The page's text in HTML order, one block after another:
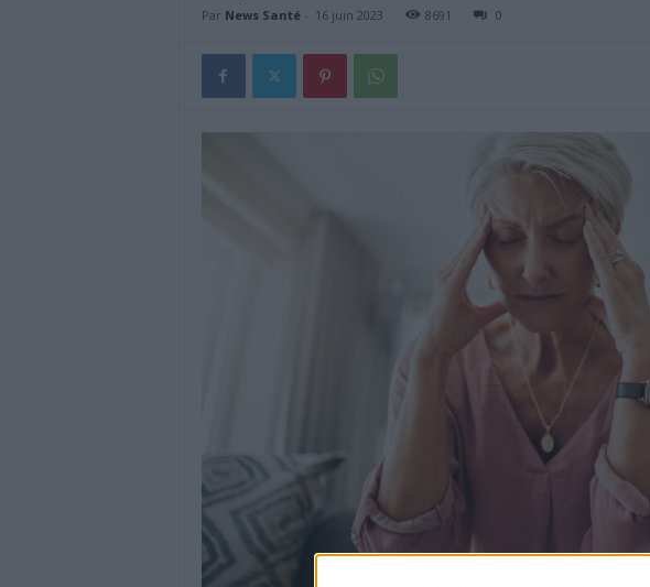
Par News Santé- 16 juin 2023 8691 0